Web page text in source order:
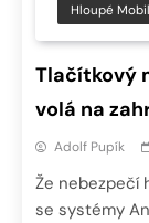
Hloupé
Tlačítkový
volá na
Adolf Pupík
Že nebezpečí
se systémy